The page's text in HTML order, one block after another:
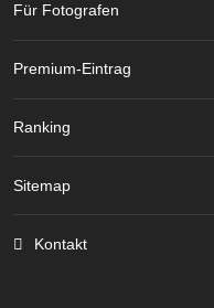
Für Fotografen
Premium-Eintrag
Ranking
Sitemap
Kontakt